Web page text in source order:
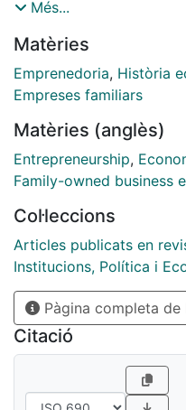
economies of the 21st
the creation of dynamic
studies: Pao de Açúcar
and Hutchison
of entrepreneurship,
important topic of
the generational transfer
on the one hand that
institutions ruling local
inherited practices and
the strategies used to
entrepreneurship
largest family firms in
Més...
Matèries
Emprenedoria, Història
Empreses familiars
Matèries (anglès)
Entrepreneurship,
Family-owned business
Col·leccions
Articles publicats en
Institucions, Política i
Pàgina completa de
Citació